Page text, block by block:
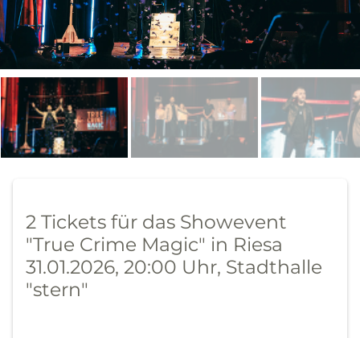
2 Tickets für das Showevent
"True Crime Magic" in Riesa
31.01.2026, 20:00 Uhr, Stadthalle
"stern"